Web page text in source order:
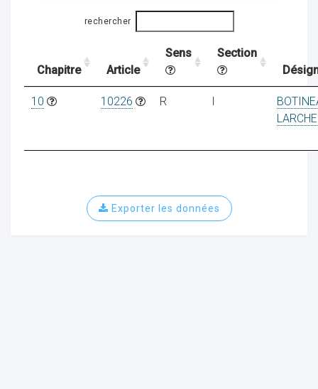
rechercher
Chapitre Article
Sens
Section
10 10226 R I
Exporter les données